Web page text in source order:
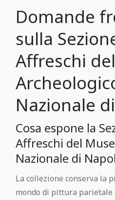
Domande
sulla
Affreschi
Nazionale
Cosa espone la
Affreschi del
Nazionale di
La collezione conserva la
mondo di pittura